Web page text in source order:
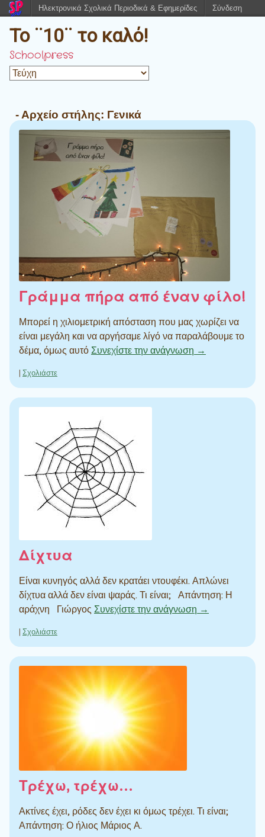
Το ¨10¨ το καλό!
Schoolpress
- Αρχείο στήλης: Γενικά
Γράμμα πήρα από έναν φίλο!
Μπορεί η χιλιομετρική απόσταση που μας χωρίζει να
είναι μεγάλη και να αργήσαμε λίγό να παραλάβουμε το
δέμα, όμως αυτόΣυνεχίστε την ανάγνωση →
| Σχολιάστε
Δίχτυα
Είναι κυνηγός αλλά δεν κρατάει ντουφέκι. Απλώνει
δίχτυα αλλά δεν είναι ψαράς. Τι είναι; Απάντηση: Η
αράχνη Γιώργος Συνεχίστε την ανάγνωση →
| Σχολιάστε
Τρέχω, τρέχω…
Ακτίνες έχει, ρόδες δεν έχει κι όμως τρέχει. Τι είναι;
Απάντηση: Ο ήλιος Μάριος Α.
Ηλεκτρονικά Σχολικά Περιοδικά & Εφημερίδες Σύνδεση